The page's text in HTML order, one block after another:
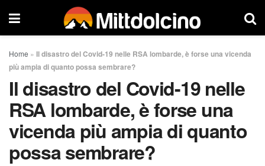
Home » Il disastro del Covid-19 nelle RSA lombarde, è forse una vicenda
più ampia di quanto possa sembrare?
Il disastro del Covid-19 nelle
RSA lombarde, è forse una
vicenda più ampia di quanto
possa sembrare?